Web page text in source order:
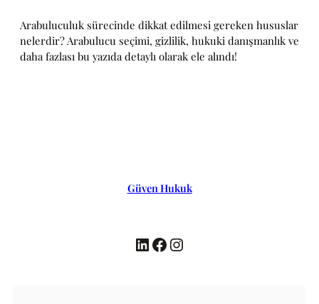
Arabuluculuk sürecinde dikkat edilmesi gereken hususlar
nelerdir? Arabulucu seçimi, gizlilik, hukuki danışmanlık ve
daha fazlası bu yazıda detaylı olarak ele alındı!
Güven Hukuk
LinkedIn Facebook Instagram